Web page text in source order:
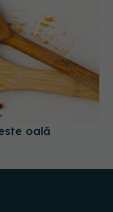
oală